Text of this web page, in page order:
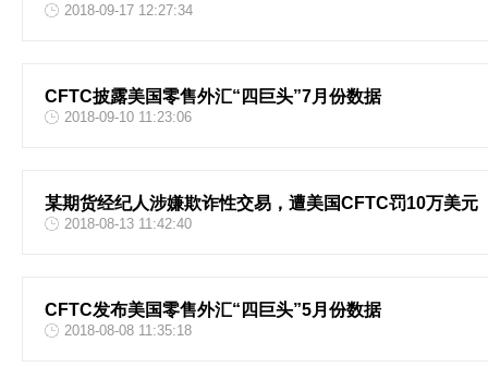
2018-09-17 12:27:34
CFTC披露美国零售外汇“四巨头”7月份数据
2018-09-10 11:23:06
某期货经纪人涉嫌欺诈性交易，遭美国CFTC罚10万美元
2018-08-13 11:42:40
CFTC发布美国零售外汇“四巨头”5月份数据
2018-08-08 11:35:18